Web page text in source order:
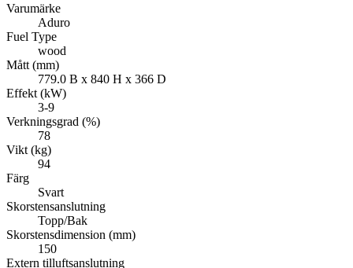
Varumärke
Aduro
Fuel Type
wood
Mått (mm)
779.0 B x 840 H x 366 D
Effekt (kW)
3-9
Verkningsgrad (%)
78
Vikt (kg)
94
Färg
Svart
Skorstensanslutning
Topp/Bak
Skorstensdimension (mm)
150
Extern tilluftsanslutning